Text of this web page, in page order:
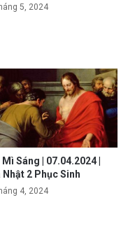
5, 2024
Mì Sáng | 07.04.2024 |
Nhật 2 Phục Sinh
4, 2024